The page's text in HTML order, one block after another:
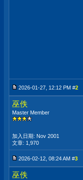
2026-01-27, 12:12 PM #2
巫佚
Master Member
加入日期: Nov 2001
文章: 1,970
2026-02-12, 08:24 AM #3
巫佚